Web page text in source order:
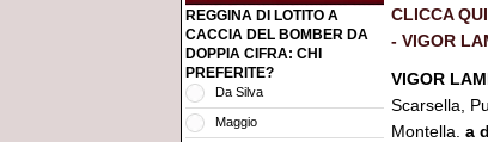
REGGINA DI LOTITO A
CACCIA DEL BOMBER DA
DOPPIA CIFRA: CHI
PREFERITE?
Da Silva
Maggio
CLICCA
- VIGOR
VIGOR
Scarsella,
Montella. a